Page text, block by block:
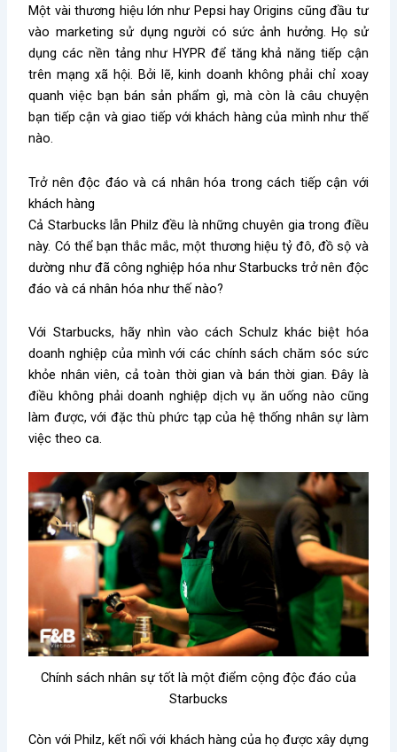
Một vài thương hiệu lớn như Pepsi hay Origins cũng đầu tư
vào marketing sử dụng người có sức ảnh hưởng. Họ sử
dụng các nền tảng như HYPR để tăng khả năng tiếp cận
trên mạng xã hội. Bởi lẽ, kinh doanh không phải chỉ xoay
quanh việc bạn bán sản phẩm gì, mà còn là câu chuyện
bạn tiếp cận và giao tiếp với khách hàng của mình như thế
nào.
Trở nên độc đáo và cá nhân hóa trong cách tiếp cận với
khách hàng
Cả Starbucks lẫn Philz đều là những chuyên gia trong điều
này. Có thể bạn thắc mắc, một thương hiệu tỷ đô, đồ sộ và
dường như đã công nghiệp hóa như Starbucks trở nên độc
đáo và cá nhân hóa như thế nào?
Với Starbucks, hãy nhìn vào cách Schulz khác biệt hóa
doanh nghiệp của mình với các chính sách chăm sóc sức
khỏe nhân viên, cả toàn thời gian và bán thời gian. Đây là
điều không phải doanh nghiệp dịch vụ ăn uống nào cũng
làm được, với đặc thù phức tạp của hệ thống nhân sự làm
việc theo ca.
Chính sách nhân sự tốt là một điểm cộng độc đáo của
Starbucks
Còn với Philz, kết nối với khách hàng của họ được xây dựng